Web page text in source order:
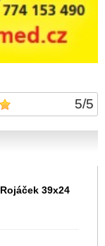
5/5
Rojáček 39x24